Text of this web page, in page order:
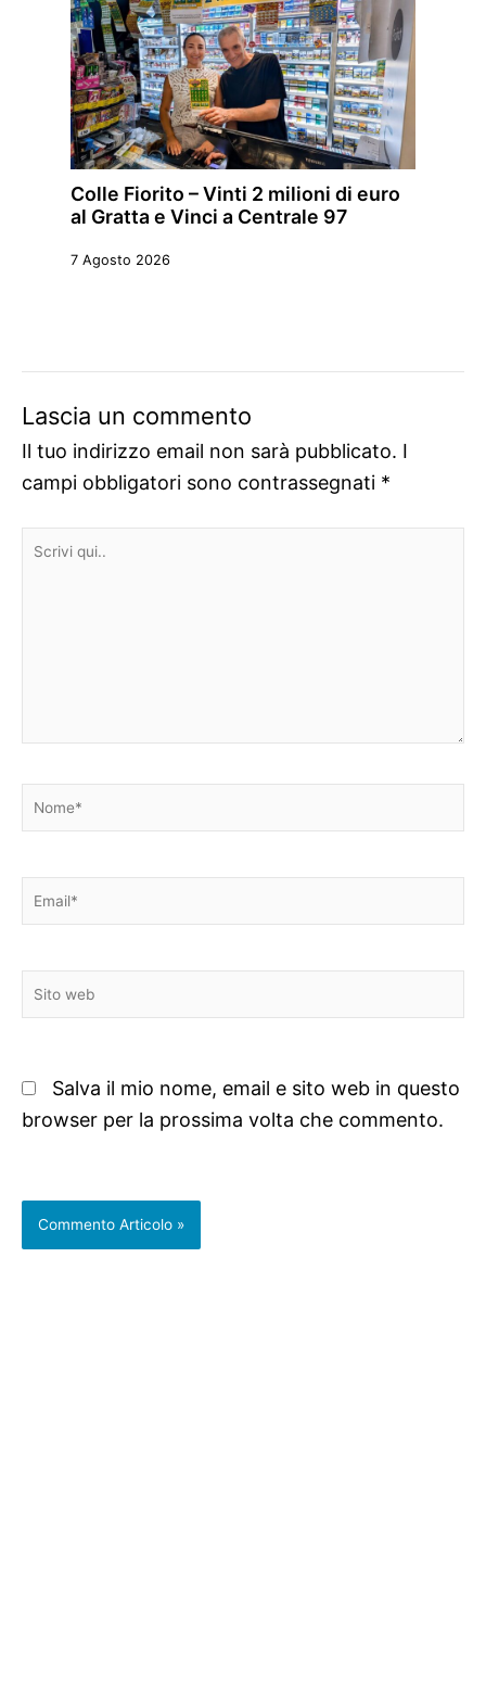
Colle Fiorito – Vinti 2 milioni di euro
al Gratta e Vinci a Centrale 97
7 Agosto 2026
Lascia un commento
Il tuo indirizzo email non sarà pubblicato. I
campi obbligatori sono contrassegnati *
Scrivi
Nome*
Email*
Sito
web
Salva il mio nome, email e sito web in questo
browser per la prossima volta che commento.